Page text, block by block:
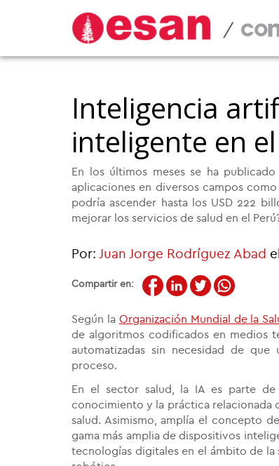
/
Inteligencia
inteligente en
En los últimos meses se ha
aplicaciones en diversos campos
podría ascender hasta los USD 222
mejorar los servicios de salud en el
Por: Juan Jorge Rodríguez Abad
Compartir en:
Según la Organización Mundial de la
de algoritmos codificados en medios
automatizadas sin necesidad de
proceso.
En el sector salud, la IA es parte
conocimiento y la práctica relacionada
salud. Asimismo, amplía el concepto
gama más amplia de dispositivos
tecnologías digitales en el ámbito de la